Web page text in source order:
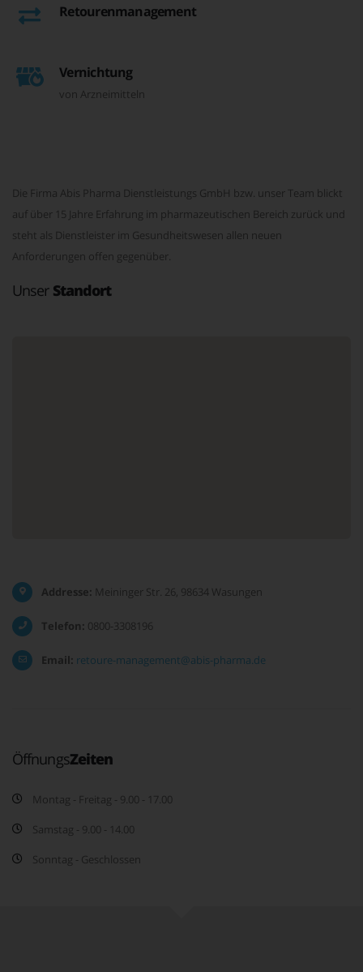
Retourenmanagement
Vernichtung
von Arzneimitteln
Die Firma Abis Pharma Dienstleistungs GmbH bzw. unser Team blickt
auf über 15 Jahre Erfahrung im pharmazeutischen Bereich zurück und
steht als Dienstleister im Gesundheitswesen allen neuen
Anforderungen offen gegenüber.
Unser Standort
Addresse: Meininger Str. 26, 98634 Wasungen
Telefon: 0800-3308196
Email: retoure-management@abis-pharma.de
ÖffnungsZeiten
Montag - Freitag - 9.00 - 17.00
Samstag - 9.00 - 14.00
Sonntag - Geschlossen